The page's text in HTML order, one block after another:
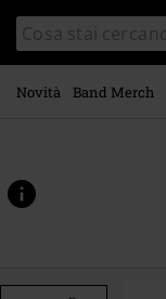
contenuto
principale
Cerca
nel
catalogo
Novità Band Merch
www.emp-